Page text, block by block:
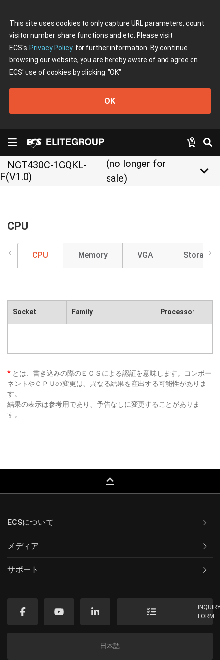
This site uses cookies to only capture URL parameters, count
visitor number, share functions and etc. Please visit
ECS's Privacy Policy for further information. By continue
browsing our website, you are hereby aware of and agree on
ECS' use of cookies by clicking "OK"
OK
NGT430C-1GQKL-
F(V1.0)
(no longer for
sale)
keyboard_arrow_down
CPU
CPU Memory VGA Storage
Socket Family Processor
* とは、書き込みの際のＥＣＳによる認証を意味します。コンポー
ネントやＣＰＵの変更は、異なる結果を産出する可能性がありま
す。
結果の表示は参考用であり、予告なしに変更することがありま
す。
keyboard_capslock
ECSについて
メディア
サポート
FORM
日本語